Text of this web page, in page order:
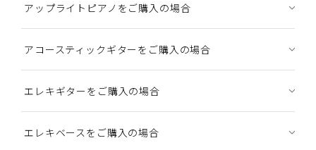
アップライトピアノをご購入の場合
アコースティックギターをご購入の場合
エレキギターをご購入の場合
エレキベースをご購入の場合